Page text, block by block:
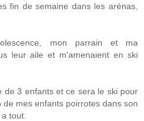
fin de semaine dans les arénas,
mon parrain et ma
leur aile et m'amenaient en ski
de 3 enfants et ce sera le ski pour
mes enfants poirrotes dans son
tout.